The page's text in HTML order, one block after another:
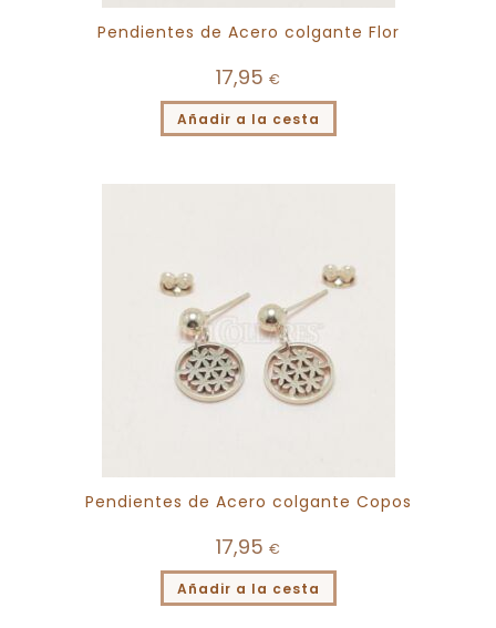
Pendientes de Acero colgante Flor
17,95 €
Añadir a la cesta
Pendientes de Acero colgante Copos
17,95 €
Añadir a la cesta